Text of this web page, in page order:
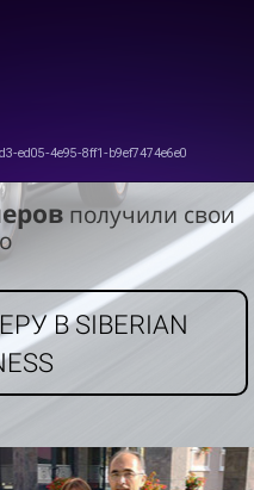
получили свои
В SIBERIAN